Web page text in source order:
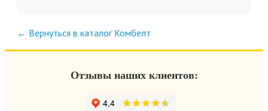
← Вернуться в каталог Комбелт
Отзывы наших клиентов: